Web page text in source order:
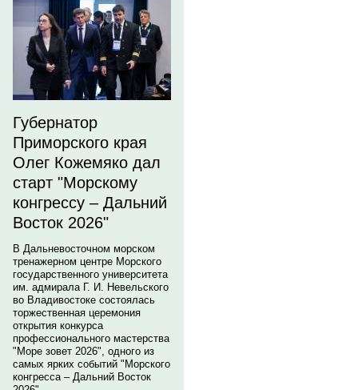
Губернатор
Приморского края
Олег Кожемяко дал
старт "Морскому
конгрессу – Дальний
Восток 2026"
В Дальневосточном морском
тренажерном центре Морского
государственного университета
им. адмирала Г. И. Невельского
во Владивостоке состоялась
торжественная церемония
открытия конкурса
профессионального мастерства
"Море зовет 2026", одного из
самых ярких событий "Морского
конгресса – Дальний Восток